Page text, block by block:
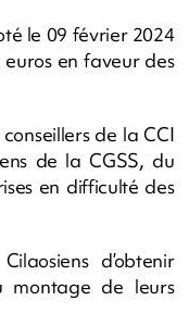
le 09 février 2024
en faveur des
de la CCI
de la CGSS, du
en difficulté des
d’obtenir
montage de leurs